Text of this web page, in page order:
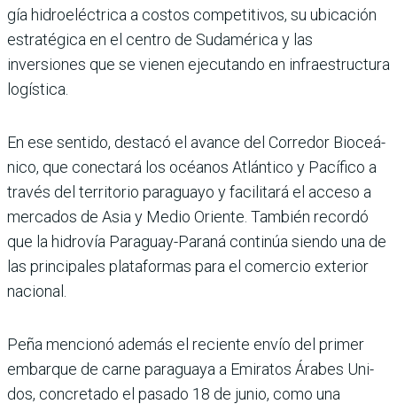
gía hidroeléctrica a costos competitivos, su ubicación
estratégica en el centro de Sudamérica y las
inversiones que se vienen ejecutando en infraestructura
logística.
En ese sentido, destacó el avance del Corredor Bioceá­
nico, que conectará los océa­nos Atlántico y Pacífico a
tra­vés del territorio paraguayo y facilitará el acceso a
mercados de Asia y Medio Oriente. Tam­bién recordó
que la hidrovía Paraguay-Paraná continúa siendo una de
las principales plataformas para el comercio exterior
nacional.
Peña mencionó además el reciente envío del primer
embarque de carne para­guaya a Emiratos Árabes Uni­
dos, concretado el pasado 18 de junio, como una